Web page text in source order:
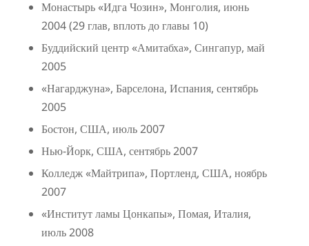
Монастырь «Идга Чозин», Монголия, июнь
2004 (29 глав, вплоть до главы 10)
Буддийский центр «Амитабха», Сингапур, май
2005
«Нагарджуна», Барселона, Испания, сентябрь
2005
Бостон, США, июль 2007
Нью-Йорк, США, сентябрь 2007
Колледж «Майтрипа», Портленд, США, ноябрь
2007
«Институт ламы Цонкапы», Помая, Италия,
июль 2008